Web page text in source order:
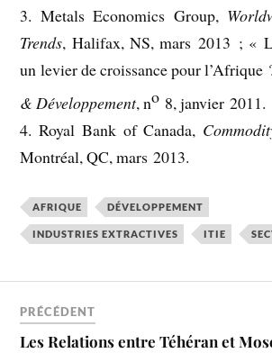
3. Metals Economics Group,
Trends, Halifax, NS, mars 2013 ; «
un levier de croissance pour
& Développement, no 8, janvier 2011.
4. Royal Bank of Canada,
Montréal, QC, mars 2013.
AFRIQUE DÉVELOPPEMENT
INDUSTRIES EXTRACTIVES ITIE
PRÉCÉDENT
Les Relations entre Téhéran et